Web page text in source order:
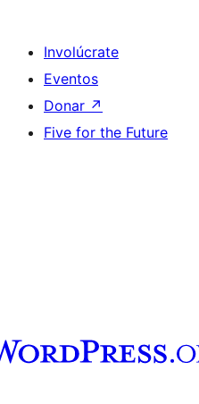
Involúcrate
Eventos
Donar ↗
Five for the Future